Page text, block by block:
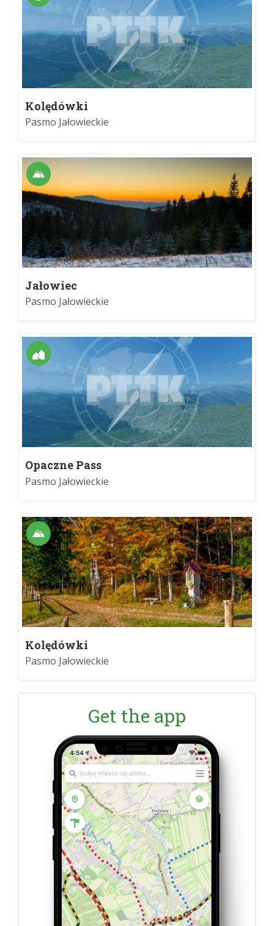
Kolędówki
Pasmo Jałowieckie
Jałowiec
Pasmo Jałowieckie
Opaczne Pass
Pasmo Jałowieckie
Kolędówki
Pasmo Jałowieckie
Get the app